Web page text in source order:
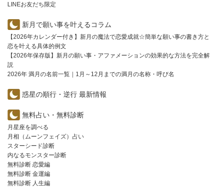
LINEお友だち限定
新月で願い事を叶えるコラム
【2026年カレンダー付き】新月の魔法で恋愛成就☆簡単な願い事の書き方と
恋を叶える具体的例文
【2026年保存版】新月の願い事・アファメーションの効果的な方法を完全解
説
2026年 満月の名前一覧｜1月～12月までの満月の名称・呼び名
惑星の順行・逆行 最新情報
無料占い・無料診断
月星座を調べる
月相（ムーンフェイズ）占い
スターシード診断
内なるモンスター診断
無料診断 恋愛編
無料診断 金運編
無料診断 人生編